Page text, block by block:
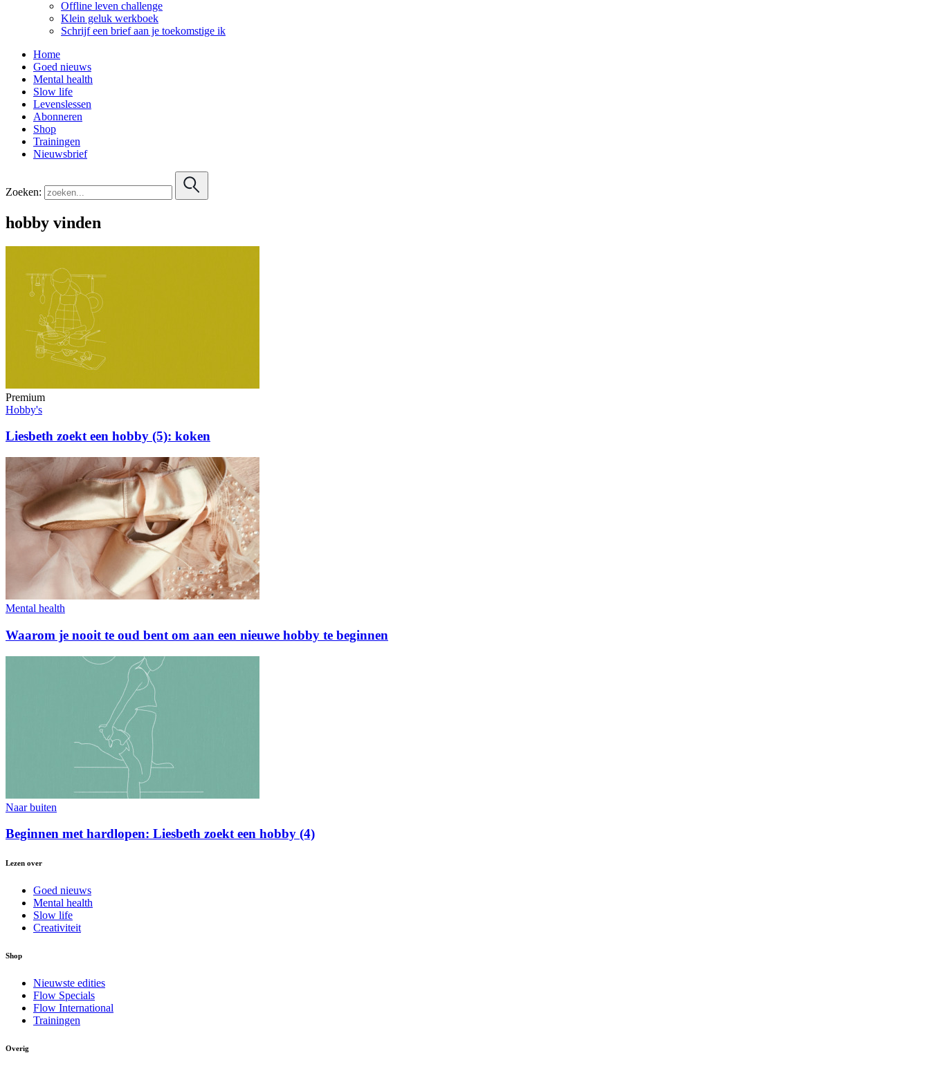
Offline leven challenge
Klein geluk werkboek
Schrijf een brief aan je toekomstige ik
Home
Goed nieuws
Mental health
Slow life
Levenslessen
Abonneren
Shop
Trainingen
Nieuwsbrief
Zoeken:
hobby vinden
Premium
Hobby's
Liesbeth zoekt een hobby (5): koken
Mental health
Waarom je nooit te oud bent om aan een nieuwe hobby te beginnen
Naar buiten
Beginnen met hardlopen: Liesbeth zoekt een hobby (4)
Lezen over
Goed nieuws
Mental health
Slow life
Creativiteit
Shop
Nieuwste edities
Flow Specials
Flow International
Trainingen
Overig